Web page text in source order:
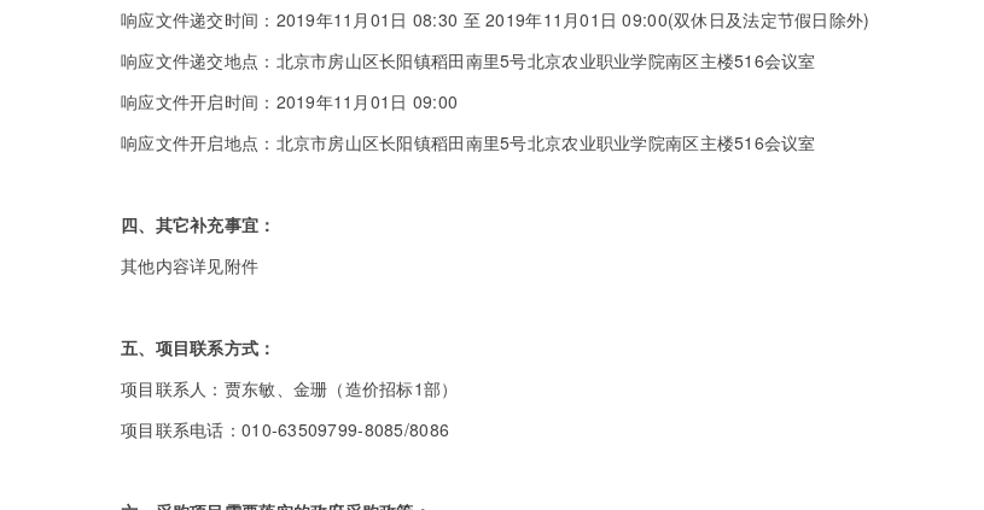
响应文件递交时间：2019年11月01日 08:30 至 2019年11月01日 09:00(双休日及法定节假日除外)
响应文件递交地点：北京市房山区长阳镇稻田南里5号北京农业职业学院南区主楼516会议室
响应文件开启时间：2019年11月01日 09:00
响应文件开启地点：北京市房山区长阳镇稻田南里5号北京农业职业学院南区主楼516会议室
四、其它补充事宜：
其他内容详见附件
五、项目联系方式：
项目联系人：贾东敏、金珊（造价招标1部）
项目联系电话：010-63509799-8085/8086